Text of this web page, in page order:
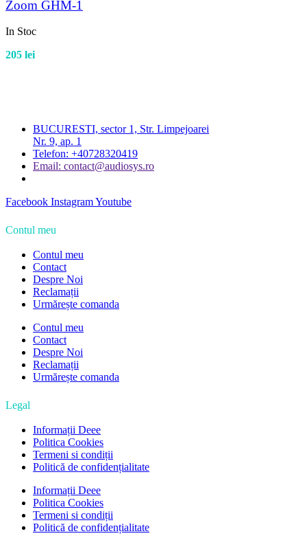
Zoom GHM-1
In Stoc
205 lei
BUCURESTI, sector 1, Str. Limpejoarei
Nr. 9, ap. 1
Telefon: +40728320419
Email: contact@audiosys.ro
Facebook InstagramYoutube
Contul meu
Contul meu
Contact
Despre Noi
Reclamații
Urmărește comanda
Contul meu
Contact
Despre Noi
Reclamații
Urmărește comanda
Legal
Informații Deee
Politica Cookies
Termeni si condiții
Politică de confidențialitate
Informații Deee
Politica Cookies
Termeni si condiții
Politică de confidențialitate